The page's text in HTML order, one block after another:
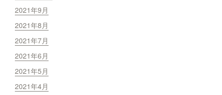
2021年9月
2021年8月
2021年7月
2021年6月
2021年5月
2021年4月